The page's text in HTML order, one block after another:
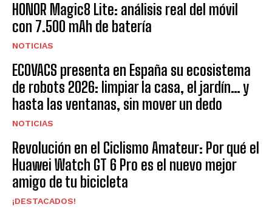
HONOR Magic8 Lite: análisis real del móvil
con 7.500 mAh de batería
NOTICIAS
ECOVACS presenta en España su ecosistema
de robots 2026: limpiar la casa, el jardín… y
hasta las ventanas, sin mover un dedo
NOTICIAS
Revolución en el Ciclismo Amateur: Por qué el
Huawei Watch GT 6 Pro es el nuevo mejor
amigo de tu bicicleta
¡DESTACADOS!